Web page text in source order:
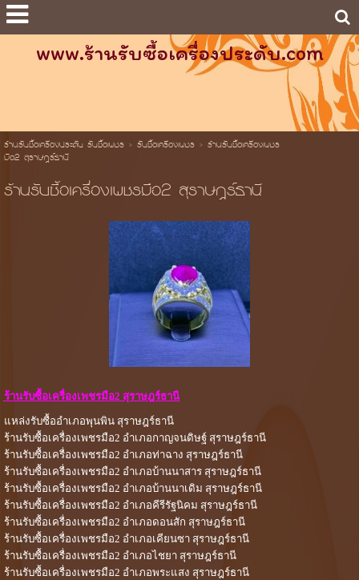
www.ร้านรับซื้อเครื่องประดับ.com
ร้านรับซื้อเครื่องประดับ รับซื้อเพชร> รับซื้อเครื่องเพชร> ร้านรับซื้อเครื่องเพชร
มือ2 สุราษฎร์ธานี
ร้านรับซื้อเครื่องเพชรมือ2 สุราษฎร์ธานี
ร้านรับซื้อเครื่องเพชรมือ2 สุราษฎร์ธานี
แหล่งรับซื้ออำเภอพุนพิน สุราษฎร์ธานี
ร้านรับซื้อเครื่องเพชรมือ2 อำเภอกาญจนดิษฐ์ สุราษฎร์ธานี
ร้านรับซื้อเครื่องเพชรมือ2 อำเภอท่าฉาง สุราษฎร์ธานี
ร้านรับซื้อเครื่องเพชรมือ2 อำเภอบ้านนาสาร สุราษฎร์ธานี
ร้านรับซื้อเครื่องเพชรมือ2 อำเภอบ้านนาเดิม สุราษฎร์ธานี
ร้านรับซื้อเครื่องเพชรมือ2 อำเภอคีรีรัฐนิคม สุราษฎร์ธานี
ร้านรับซื้อเครื่องเพชรมือ2 อำเภอดอนสัก สุราษฎร์ธานี
ร้านรับซื้อเครื่องเพชรมือ2 อำเภอเคียนซา สุราษฎร์ธานี
ร้านรับซื้อเครื่องเพชรมือ2 อำเภอไชยา สุราษฎร์ธานี
ร้านรับซื้อเครื่องเพชรมือ2 อำเภอพระแสง สุราษฎร์ธานี